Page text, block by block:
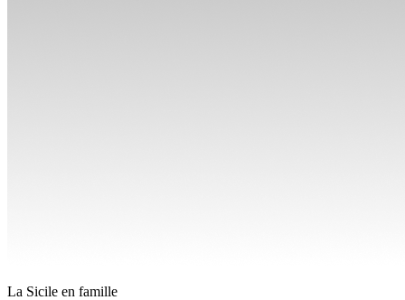
La Sicile en famille